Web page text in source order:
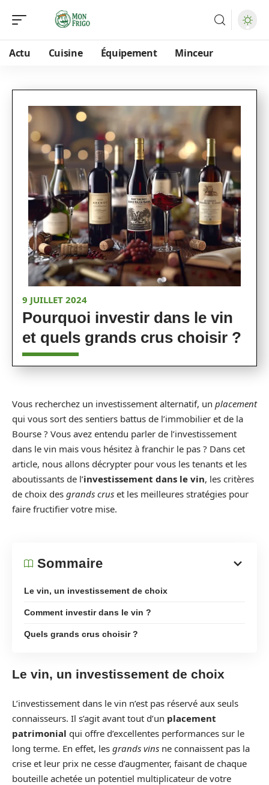
Actu Cuisine Équipement Minceur
9 JUILLET 2024
Pourquoi investir dans le vin
et quels grands crus choisir ?
Vous recherchez un investissement alternatif, un placement
qui vous sort des sentiers battus de l’immobilier et de la
Bourse ? Vous avez entendu parler de l’investissement
dans le vin mais vous hésitez à franchir le pas ? Dans cet
article, nous allons décrypter pour vous les tenants et les
aboutissants de l’investissement dans le vin, les critères
de choix des grands crus et les meilleures stratégies pour
faire fructifier votre mise.
Sommaire
Le vin, un investissement de choix
Comment investir dans le vin ?
Quels grands crus choisir ?
Le vin, un investissement de choix
L’investissement dans le vin n’est pas réservé aux seuls
connaisseurs. Il s’agit avant tout d’un placement
patrimonial qui offre d’excellentes performances sur le
long terme. En effet, les grands vins ne connaissent pas la
crise et leur prix ne cesse d’augmenter, faisant de chaque
bouteille achetée un potentiel multiplicateur de votre